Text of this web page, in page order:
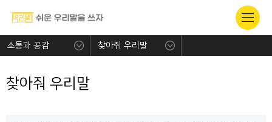
소통과 공감 찾아줘 우리말
찾아줘 우리말